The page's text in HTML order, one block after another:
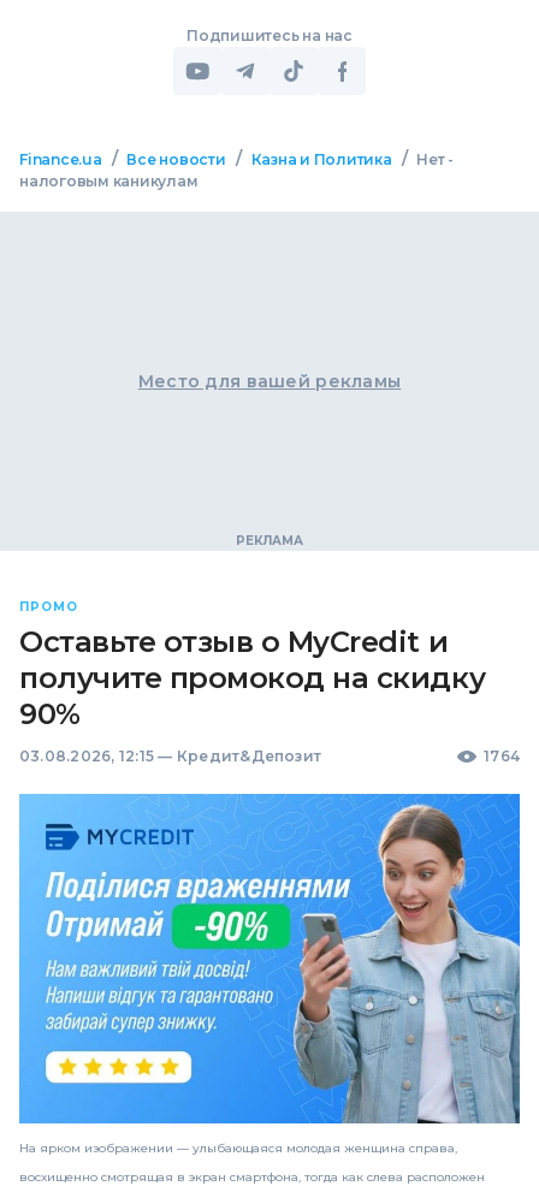
Подпишитесь на нас
Finance.ua / Все новости / Казна и Политика / Нет -
налоговым каникулам
Место для вашей рекламы
ПРОМО
Оставьте отзыв о MyCredit и
получите промокод на скидку
90%
03.08.2026, 12:15 — Кредит&Депозит 1764
На ярком изображении — улыбающаяся молодая женщина справа,
восхищенно смотрящая в экран смартфона, тогда как слева расположен